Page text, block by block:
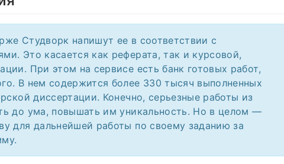
Студворк напишут ее в соответствии с
Это касается как реферата, так и курсовой,
При этом на сервисе есть банк готовых работ,
В нем содержится более 330 тысяч выполненных
диссертации. Конечно, серьезные работы из
до ума, повышать им уникальность. Но в целом —
для дальнейшей работы по своему заданию за